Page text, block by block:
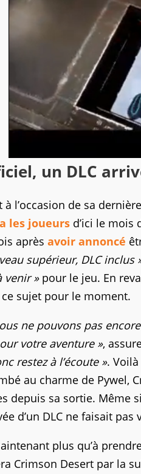
un DLC
à l’occasion de sa
les joueurs d’ici le mois
après avoir annoncé
supérieur, DLC inclus
venir »pour le jeu. En
ce sujet pour le moment.
ne pouvons pas
votre aventure »,
restez à l’écoute ».
au charme de Pywel,
depuis sa sortie. Même
d’un DLC ne faisait
plus qu’à
Crimson Desert par la